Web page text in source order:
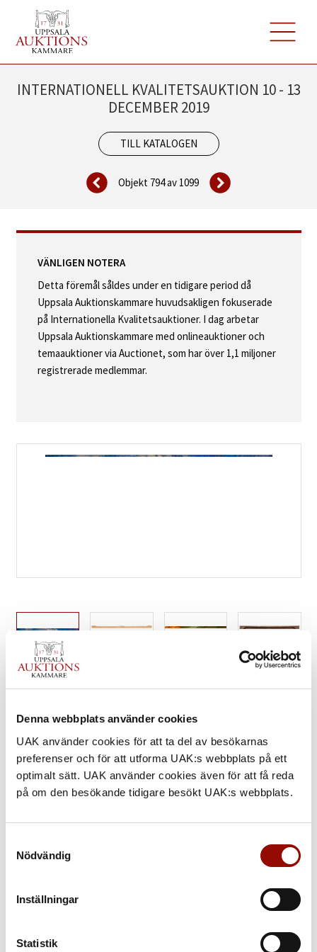
Denna webbplats använder cookies
UAK använder cookies för att ta del av besökarnas
preferenser och för att utforma UAK:s webbplats på ett
optimalt sätt. UAK använder cookies även för att få reda
på om den besökande tidigare besökt UAK:s webbplats.
Nödvändig
Inställningar
Statistik
INTERNATIONELL KVALITETSAUKTION 10 - 13
DECEMBER 2019
TILL KATALOGEN
Objekt 794 av 1099
VÄNLIGEN NOTERA
Detta föremål såldes under en tidigare period då
Uppsala Auktionskammare huvudsakligen fokuserade
på Internationella Kvalitetsauktioner. I dag arbetar
Uppsala Auktionskammare med onlineauktioner och
temaauktioner via Auctionet, som har över 1,1 miljoner
registrerade medlemmar.
UTROP
500.000 - 600.000 SEK
€ 48.000 - 57.000
Helmer Osslund
(1866‑1938). Höstlandskap vid Junsele. Signerad
Två versioner av samma motiv finns upptagna i August Anians